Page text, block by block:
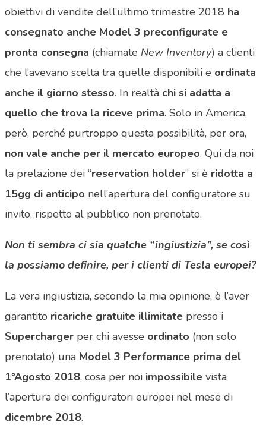
obiettivi di vendite dell’ultimo trimestre 2018 ha
consegnato anche Model 3 preconfigurate e
pronta consegna (chiamate New Inventory) a clienti
che l’avevano scelta tra quelle disponibili e ordinata
anche il giorno stesso. In realtà chi si adatta a
quello che trova la riceve prima. Solo in America,
però, perché purtroppo questa possibilità, per ora,
non vale anche per il mercato europeo. Qui da noi
la prelazione dei “reservation holder” si è ridotta a
15gg di anticipo nell’apertura del configuratore su
invito, rispetto al pubblico non prenotato.
Non ti sembra ci sia qualche “ingiustizia”, se così
la possiamo definire, per i clienti di Tesla europei?
La vera ingiustizia, secondo la mia opinione, è l’aver
garantito ricariche gratuite illimitate presso i
Supercharger per chi avesse ordinato (non solo
prenotato) una Model 3 Performance prima del
1°Agosto 2018, cosa per noi impossibile vista
l’apertura dei configuratori europei nel mese di
dicembre 2018.